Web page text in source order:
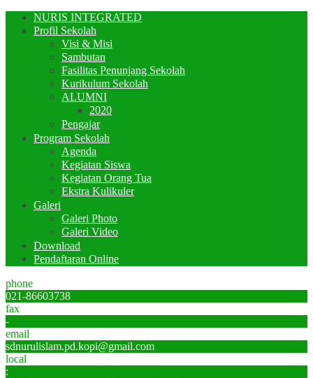
NURIS INTEGRATED
Profil Sekolah
Visi & Misi
Sambutan
Fasilitas Penunjang Sekolah
Kurikulum Sekolah
ALUMNI
2020
Pengajar
Program Sekolah
Agenda
Kegiatan Siswa
Kegiatan Orang Tua
Ekstra Kulikuler
Galeri
Galeri Photo
Galeri Video
Download
Pendaftaran Online
phone
021-86603738
fax
-
email
sdnurulislam.pd.kopi@gmail.com
local
: